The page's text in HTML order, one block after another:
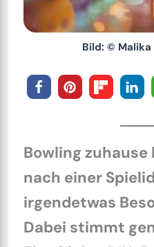
Bild: ©
Bowling
nach einer
irgendetwas
Dabei stimmt